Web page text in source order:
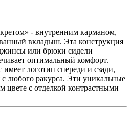
- внутренним карманом,
вкладыш. Эта конструкция
или брюки сидели
оптимальный комфорт.
логотип спереди и сзади,
любого ракурса. Эти уникальные
с отделкой контрастными